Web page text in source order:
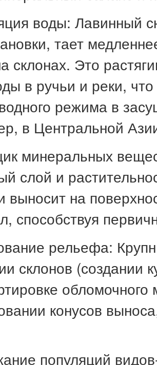
воды: Лавинный
тает
склонах. Это
в ручьи и реки,
режима в
в Центральной
минеральных
слой и
выносит на
способствуя
рельефа:
склонов (создании
конусов
популяций